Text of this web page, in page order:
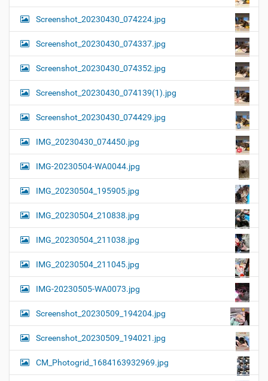
Screenshot_20230430_074224.jpg
Screenshot_20230430_074337.jpg
Screenshot_20230430_074352.jpg
Screenshot_20230430_074139(1).jpg
Screenshot_20230430_074429.jpg
IMG_20230430_074450.jpg
IMG-20230504-WA0044.jpg
IMG_20230504_195905.jpg
IMG_20230504_210838.jpg
IMG_20230504_211038.jpg
IMG_20230504_211045.jpg
IMG-20230505-WA0073.jpg
Screenshot_20230509_194204.jpg
Screenshot_20230509_194021.jpg
CM_Photogrid_1684163932969.jpg